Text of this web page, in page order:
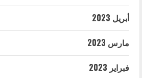
أبريل 2023
مارس 2023
فبراير 2023